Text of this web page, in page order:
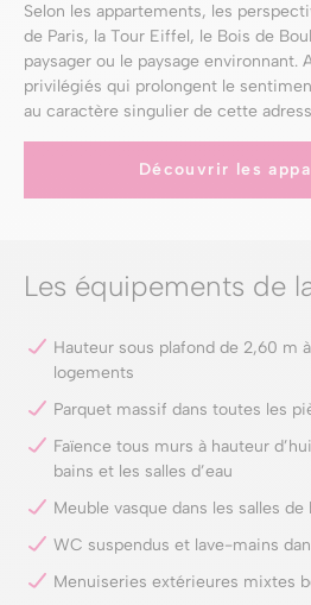
Les équipements de
Hauteur sous plafond de 2,60 m
logements
Parquet massif dans toutes les
Faïence tous murs à hauteur
bains et les salles d’eau
Meuble vasque dans les salles de
WC suspendus et lave-mains
Menuiseries extérieures mixtes
Selon les appartements, les
de Paris, la Tour Eiffel, le Bois de
paysager ou le paysage environnant.
privilégiés qui prolongent le
au caractère singulier de cette
Découvrir les